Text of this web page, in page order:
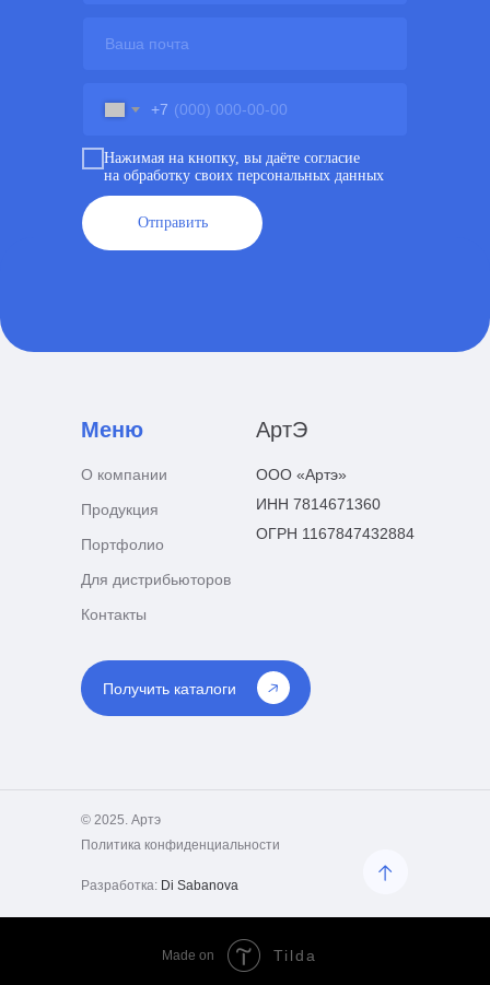
+7
Нажимая на кнопку, вы даёте согласие
на обработку своих персональных данных
Отправить
О компании
Продукция
Портфолио
Для дистрибьюторов
Контакты
ООО «Артэ»
ИНН 7814671360
ОГРН 1167847432884
АртЭ
Меню
Политика конфиденциальности
Получить каталоги
Разработка: Di Sabanova
© 2025. Артэ
Made on Tilda